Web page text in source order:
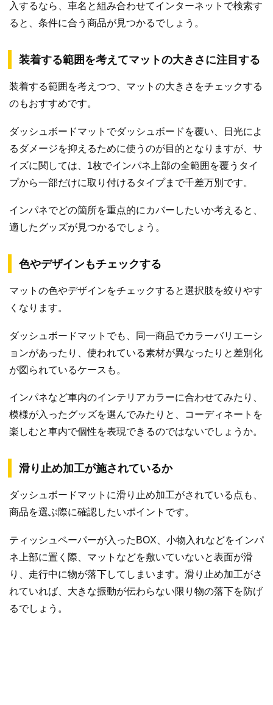
入するなら、車名と組み合わせてインターネットで検索す
ると、条件に合う商品が見つかるでしょう。
装着する範囲を考えてマットの大きさに注目する
装着する範囲を考えつつ、マットの大きさをチェックする
のもおすすめです。
ダッシュボードマットでダッシュボードを覆い、日光によ
るダメージを抑えるために使うのが目的となりますが、サ
イズに関しては、1枚でインパネ上部の全範囲を覆うタイ
プから一部だけに取り付けるタイプまで千差万別です。
インパネでどの箇所を重点的にカバーしたいか考えると、
適したグッズが見つかるでしょう。
色やデザインもチェックする
マットの色やデザインをチェックすると選択肢を絞りやす
くなります。
ダッシュボードマットでも、同一商品でカラーバリエーシ
ョンがあったり、使われている素材が異なったりと差別化
が図られているケースも。
インパネなど車内のインテリアカラーに合わせてみたり、
模様が入ったグッズを選んでみたりと、コーディネートを
楽しむと車内で個性を表現できるのではないでしょうか。
滑り止め加工が施されているか
ダッシュボードマットに滑り止め加工がされている点も、
商品を選ぶ際に確認したいポイントです。
ティッシュペーパーが入ったBOX、小物入れなどをインパ
ネ上部に置く際、マットなどを敷いていないと表面が滑
り、走行中に物が落下してしまいます。滑り止め加工がさ
れていれば、大きな振動が伝わらない限り物の落下を防げ
るでしょう。